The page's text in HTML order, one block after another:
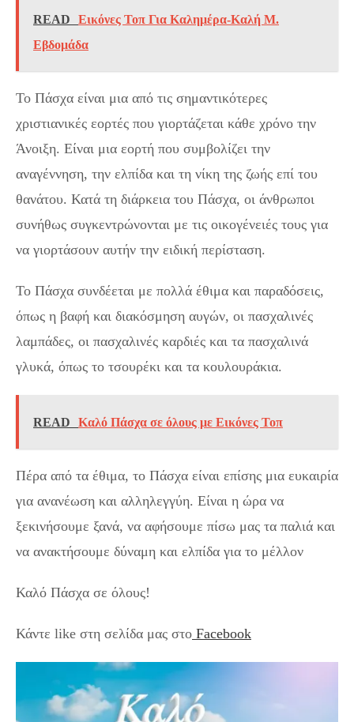
READ
Εικόνες Τοπ Για Καλημέρα-Καλή Μ.
Εβδομάδα
Το Πάσχα είναι μια από τις σημαντικότερες
χριστιανικές εορτές που γιορτάζεται κάθε χρόνο την
Άνοιξη. Είναι μια εορτή που συμβολίζει την
αναγέννηση, την ελπίδα και τη νίκη της ζωής επί του
θανάτου. Κατά τη διάρκεια του Πάσχα, οι άνθρωποι
συνήθως συγκεντρώνονται με τις οικογένειές τους για
να γιορτάσουν αυτήν την ειδική περίσταση.
Το Πάσχα συνδέεται με πολλά έθιμα και παραδόσεις,
όπως η βαφή και διακόσμηση αυγών, οι πασχαλινές
λαμπάδες, οι πασχαλινές καρδιές και τα πασχαλινά
γλυκά, όπως το τσουρέκι και τα κουλουράκια.
READ Καλό Πάσχα σε όλους με Εικόνες Τοπ
Πέρα από τα έθιμα, το Πάσχα είναι επίσης μια ευκαιρία
για ανανέωση και αλληλεγγύη. Είναι η ώρα να
ξεκινήσουμε ξανά, να αφήσουμε πίσω μας τα παλιά και
να ανακτήσουμε δύναμη και ελπίδα για το μέλλον
Καλό Πάσχα σε όλους!
Κάντε like στη σελίδα μας στο Facebook